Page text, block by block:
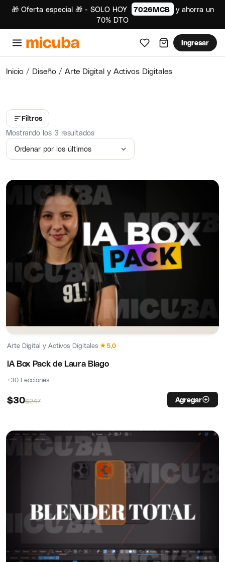
🎁 Oferta especial 🎁 - SOLO HOY 7026MCB
y ahorra un
70% DTO
Ingresar
Inicio / Diseño / Arte Digital y Activos Digitales
Filtros
Mostrando los 3 resultadosOrdenado por los últimos
Arte Digital y Activos Digitales·★5,0
IA Box Pack de Laura Blago
+30 Lecciones
$30$247 Agregar